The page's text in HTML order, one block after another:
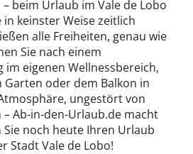
beim Urlaub im Vale de Lobo
in keinster Weise zeitlich
alle Freiheiten, genau wie
Sie nach einem
im eigenen Wellnessbereich,
Garten oder dem Balkon in
ungestört von
Ab-in-den-Urlaub.de macht
Sie noch heute Ihren Urlaub
Stadt Vale de Lobo!